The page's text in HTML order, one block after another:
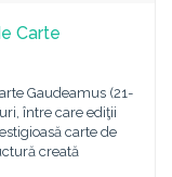
Carte
Gaudeamus (21-
între care ediţii
carte de
creată